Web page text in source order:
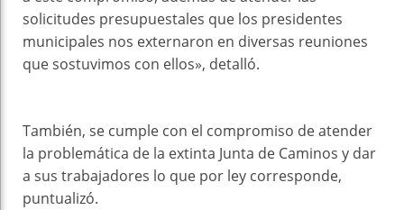
solicitudes presupuestales que los presidentes
municipales nos externaron en diversas reuniones
que sostuvimos con ellos», detalló.
También, se cumple con el compromiso de atender
la problemática de la extinta Junta de Caminos y dar
a sus trabajadores lo que por ley corresponde,
puntualizó.